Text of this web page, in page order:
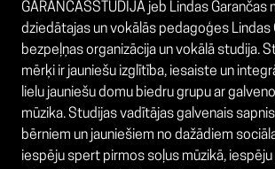
GARANCASSTUDIJA jeb Lindas Garančas
dziedātajas un vokālās pedagoģes Lindas
bezpeļņas organizācija un vokālā studija.
mērķi ir jauniešu izglītība, iesaiste un
lielu jauniešu domu biedru grupu ar
mūzika. Studijas vadītājas galvenais
bērniem un jauniešiem no dažādiem
iespēju spert pirmos soļus mūzikā,